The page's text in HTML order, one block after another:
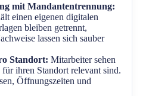
mit Mandantentrennung:
einen eigenen digitalen
bleiben getrennt,
lassen sich sauber
Standort: Mitarbeiter sehen
ihren Standort relevant sind.
Öffnungszeiten und